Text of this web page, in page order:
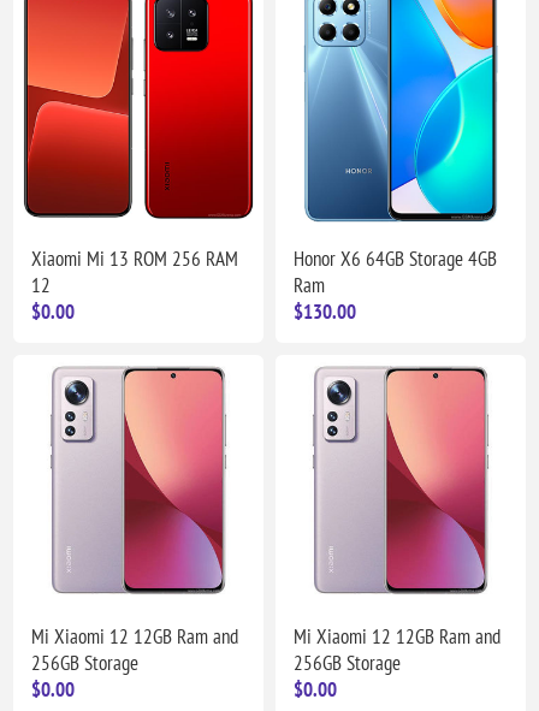
Xiaomi Mi 13 ROM 256 RAM
12
$0.00
Honor X6 64GB Storage 4GB
Ram
$130.00
Mi Xiaomi 12 12GB Ram and
256GB Storage
$0.00
Mi Xiaomi 12 12GB Ram and
256GB Storage
$0.00